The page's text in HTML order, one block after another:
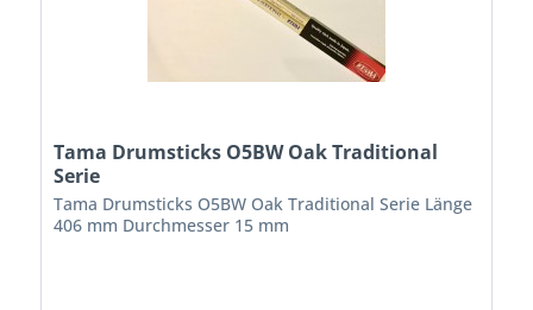
Tama Drumsticks O5BW Oak Traditional
Serie
Tama Drumsticks O5BW Oak Traditional Serie Länge
406 mm Durchmesser 15 mm